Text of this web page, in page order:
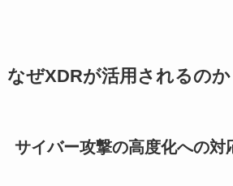
なぜXDRが活用されるのか
サイバー攻撃の高度化への対